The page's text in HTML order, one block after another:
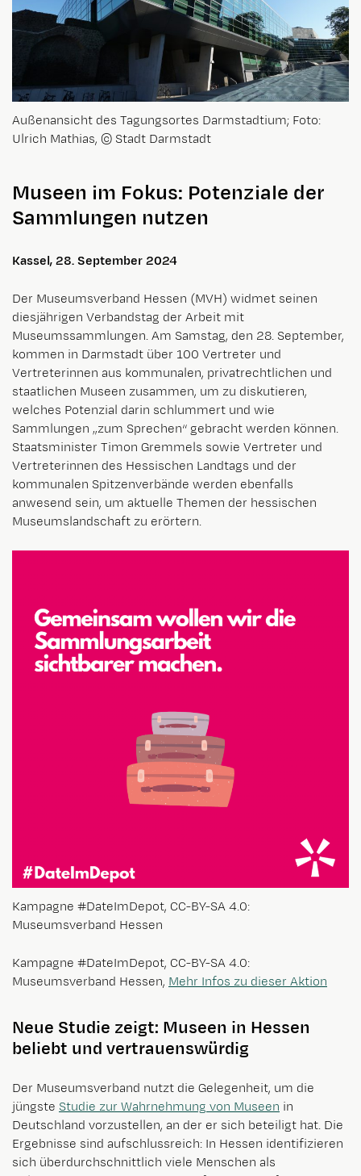
Außenansicht des Tagungsortes Darmstadtium; Foto:
Ulrich Mathias, © Stadt Darmstadt
Museen im Fokus: Potenziale der
Sammlungen nutzen
Kassel, 28. September 2024
Der Museumsverband Hessen (MVH) widmet seinen
diesjährigen Verbandstag der Arbeit mit
Museumssammlungen. Am Samstag, den 28. September,
kommen in Darmstadt über 100 Vertreter und
Vertreterinnen aus kommunalen, privatrechtlichen und
staatlichen Museen zusammen, um zu diskutieren,
welches Potenzial darin schlummert und wie
Sammlungen „zum Sprechen“ gebracht werden können.
Staatsminister Timon Gremmels sowie Vertreter und
Vertreterinnen des Hessischen Landtags und der
kommunalen Spitzenverbände werden ebenfalls
anwesend sein, um aktuelle Themen der hessischen
Museumslandschaft zu erörtern.
Kampagne #DateImDepot, CC-BY-SA 4.0:
Museumsverband Hessen
Kampagne #DateImDepot, CC-BY-SA 4.0:
Museumsverband Hessen, Mehr Infos zu dieser Aktion
Neue Studie zeigt: Museen in Hessen
beliebt und vertrauenswürdig
Der Museumsverband nutzt die Gelegenheit, um die
jüngste Studie zur Wahrnehmung von Museen in
Deutschland vorzustellen, an der er sich beteiligt hat. Die
Ergebnisse sind aufschlussreich: In Hessen identifizieren
sich überdurchschnittlich viele Menschen als